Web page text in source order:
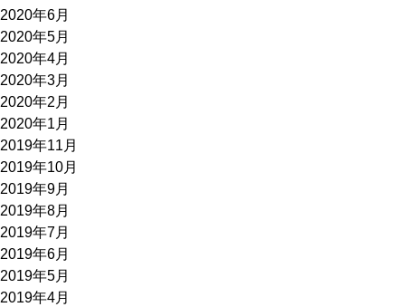
2020年6月
2020年5月
2020年4月
2020年3月
2020年2月
2020年1月
2019年11月
2019年10月
2019年9月
2019年8月
2019年7月
2019年6月
2019年5月
2019年4月